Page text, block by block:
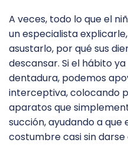
A veces, todo lo que el
un especialista
asustarlo, por qué sus
descansar. Si el hábito
dentadura, podemos
interceptiva, colocando
aparatos que
succión, ayudando a que
costumbre casi sin darse